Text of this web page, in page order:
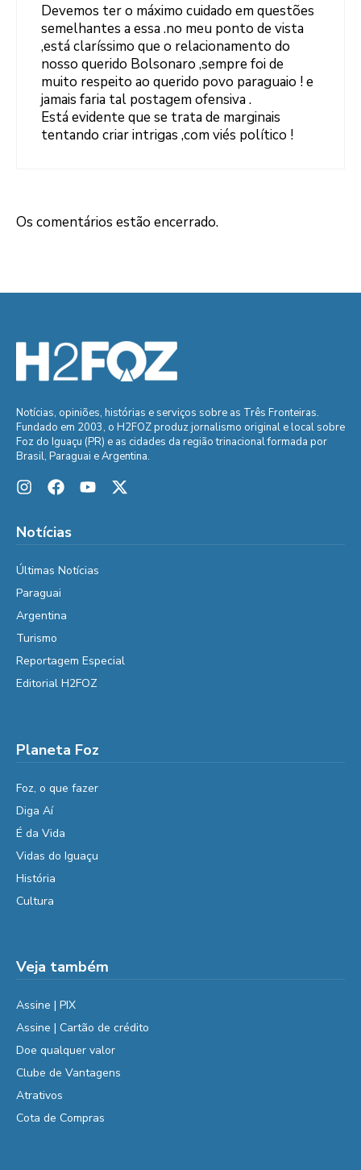
Devemos ter o máximo cuidado em questões
semelhantes a essa .no meu ponto de vista
,está claríssimo que o relacionamento do
nosso querido Bolsonaro ,sempre foi de
muito respeito ao querido povo paraguaio ! e
jamais faria tal postagem ofensiva .
Está evidente que se trata de marginais
tentando criar intrigas ,com viés político !
Os comentários estão encerrado.
Notícias, opiniões, histórias e serviços sobre as Três Fronteiras.
Fundado em 2003, o H2FOZ produz jornalismo original e local sobre
Foz do Iguaçu (PR) e as cidades da região trinacional formada por
Brasil, Paraguai e Argentina.
Notícias
Últimas Notícias
Paraguai
Argentina
Turismo
Reportagem Especial
Editorial H2FOZ
Planeta Foz
Foz, o que fazer
Diga Aí
É da Vida
Vidas do Iguaçu
História
Cultura
Veja também
Assine | PIX
Assine | Cartão de crédito
Doe qualquer valor
Clube de Vantagens
Atrativos
Cota de Compras